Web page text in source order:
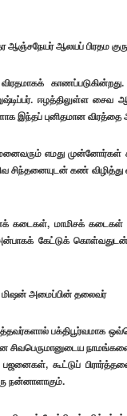
ஆஞ்சநேயர் ஆலயப் பிரதம குரு
ஈழத்திலுள்ள
இந்தப் புனிதமான
எமது
சிந்தனையுடன் கண்
கடைகள், மாமிசக்
கேட்டுக் கொள்வதுடன்,
மிஷன் அமைப்பின் தலைவர்
பஜனைகள், கூட்டுப்
நன்னாளாகும்.